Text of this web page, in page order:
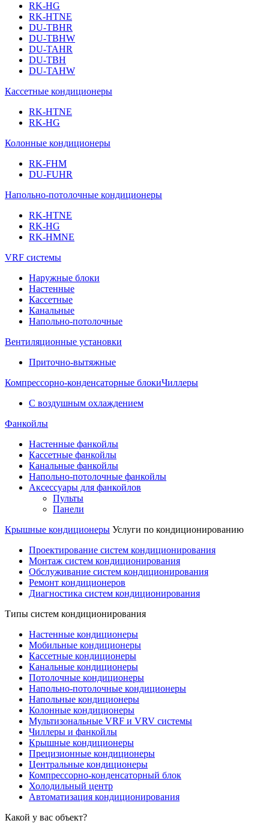
RK-HG
RK-HTNE
DU-TBHR
DU-TBHW
DU-TAHR
DU-TBH
DU-TAHW
Кассетные кондиционеры
RK-HTNE
RK-HG
Колонные кондиционеры
RK-FHM
DU-FUHR
Напольно-потолочные кондиционеры
RK-HTNE
RK-HG
RK-HMNE
VRF системы
Наружные блоки
Настенные
Кассетные
Канальные
Напольно-потолочные
Вентиляционные установки
Приточно-вытяжные
Компрессорно-конденсаторные блокиЧиллеры
С воздушным охлаждением
Фанкойлы
Настенные фанкойлы
Кассетные фанкойлы
Канальные фанкойлы
Напольно-потолочные фанкойлы
Аксессуары для фанкойлов
Пульты
Панели
Крышные кондиционеры Услуги по кондиционированию
Проектирование систем кондиционирования
Монтаж систем кондиционирования
Обслуживание систем кондиционирования
Ремонт кондиционеров
Диагностика систем кондиционирования
Типы систем кондиционирования
Настенные кондиционеры
Мобильные кондиционеры
Кассетные кондиционеры
Канальные кондиционеры
Потолочные кондиционеры
Напольно-потолочные кондиционеры
Напольные кондиционеры
Колонные кондиционеры
Мультизональные VRF и VRV системы
Чиллеры и фанкойлы
Крышные кондиционеры
Прецизионные кондиционеры
Центральные кондиционеры
Компрессорно-конденсаторный блок
Холодильный центр
Автоматизация кондиционирования
Какой у вас объект?